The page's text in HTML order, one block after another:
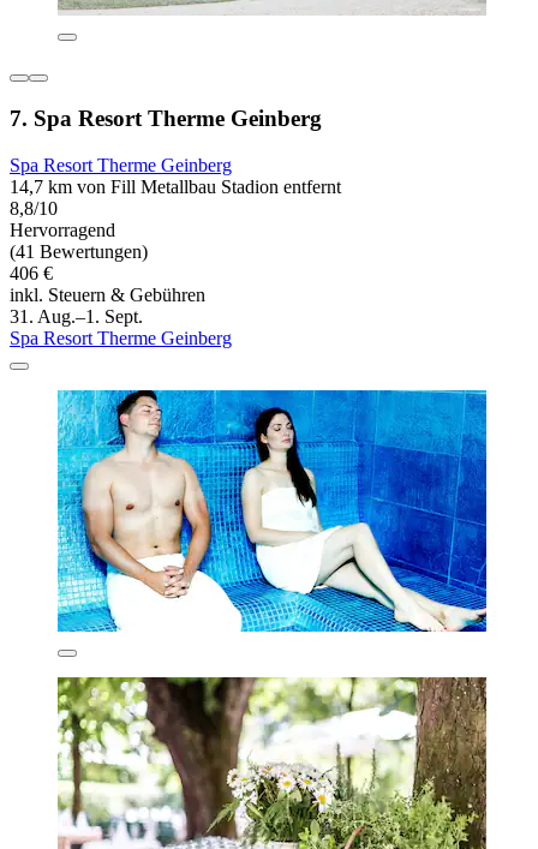
7. Spa Resort Therme Geinberg
Spa Resort Therme Geinberg
14,7 km von Fill Metallbau Stadion entfernt
8,8/10
Hervorragend
(41 Bewertungen)
406 €
inkl. Steuern & Gebühren
31. Aug.–1. Sept.
Spa Resort Therme Geinberg